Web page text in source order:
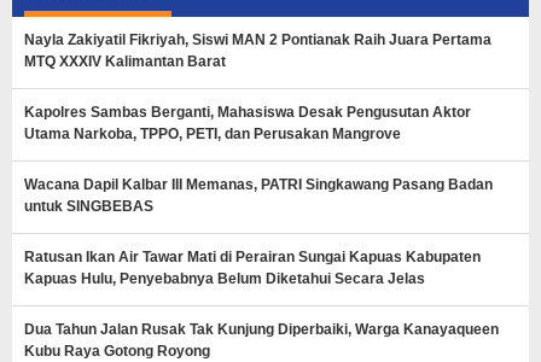
Nayla Zakiyatil Fikriyah, Siswi MAN 2 Pontianak Raih Juara Pertama
MTQ XXXIV Kalimantan Barat
Kapolres Sambas Berganti, Mahasiswa Desak Pengusutan Aktor
Utama Narkoba, TPPO, PETI, dan Perusakan Mangrove
Wacana Dapil Kalbar III Memanas, PATRI Singkawang Pasang Badan
untuk SINGBEBAS
Ratusan Ikan Air Tawar Mati di Perairan Sungai Kapuas Kabupaten
Kapuas Hulu, Penyebabnya Belum Diketahui Secara Jelas
Dua Tahun Jalan Rusak Tak Kunjung Diperbaiki, Warga Kanayaqueen
Kubu Raya Gotong Royong